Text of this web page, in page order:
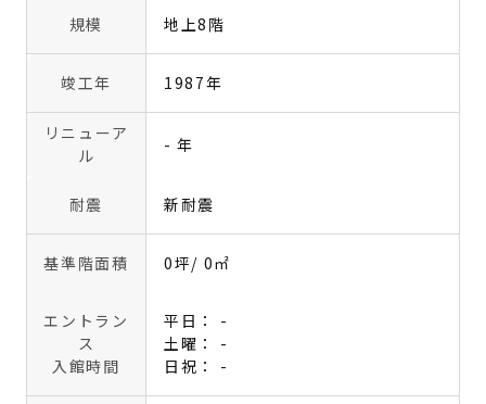
規模 地上8階
竣工年 1987年
リニューア
ル
- 年
耐震 新耐震
基準階面積 0坪/ 0㎡
エントラン
ス
入館時間
平日： -
土曜： -
日祝： -